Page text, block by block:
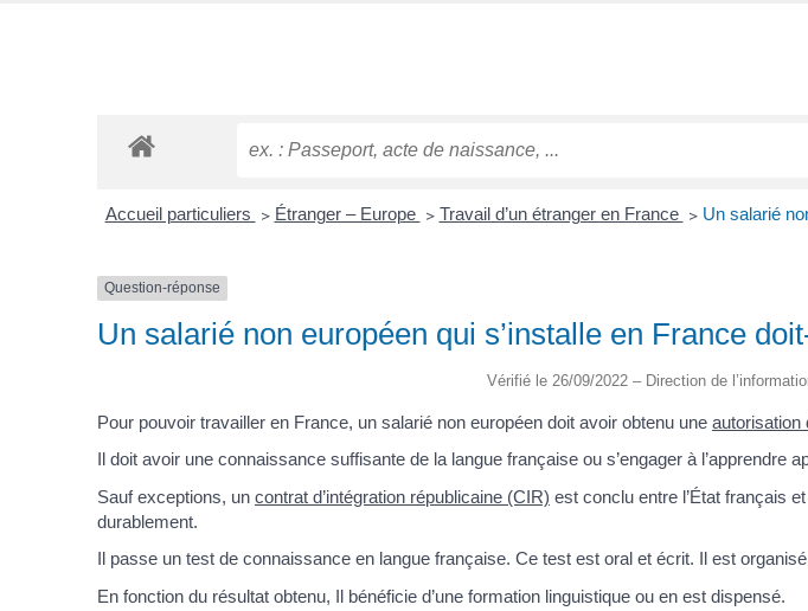
Accueil particuliers > Étranger – Europe > Travail d’un étranger en France > Un salarié
Question-réponse
Un salarié non européen qui s’installe en France
Vérifié le 26/09/2022 – Direction de
Pour pouvoir travailler en France, un salarié non européen doit avoir obtenu une autorisation
Il doit avoir une connaissance suffisante de la langue française ou s’engager à l’apprendre
Sauf exceptions, un contrat d’intégration républicaine (CIR) est conclu entre l’État français
durablement.
Il passe un test de connaissance en langue française. Ce test est oral et écrit. Il est organisé
En fonction du résultat obtenu, Il bénéficie d’une formation linguistique ou en est dispensé.